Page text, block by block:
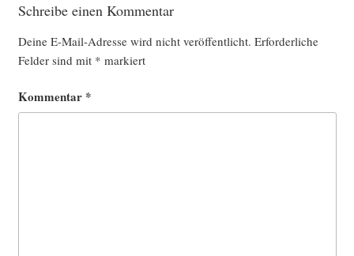
Schreibe einen Kommentar
Deine E-Mail-Adresse wird nicht veröffentlicht. Erforderliche
Felder sind mit * markiert
Kommentar *